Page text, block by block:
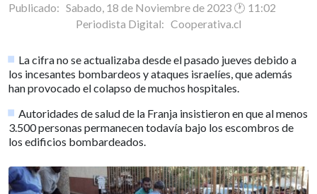
Publicado: Sabado, 18 de Noviembre de 2023 🕐 11:02
Periodista Digital: Cooperativa.cl
La cifra no se actualizaba desde el pasado jueves debido a
los incesantes bombardeos y ataques israelíes, que además
han provocado el colapso de muchos hospitales.
Autoridades de salud de la Franja insistieron en que al menos
3.500 personas permanecen todavía bajo los escombros de
los edificios bombardeados.